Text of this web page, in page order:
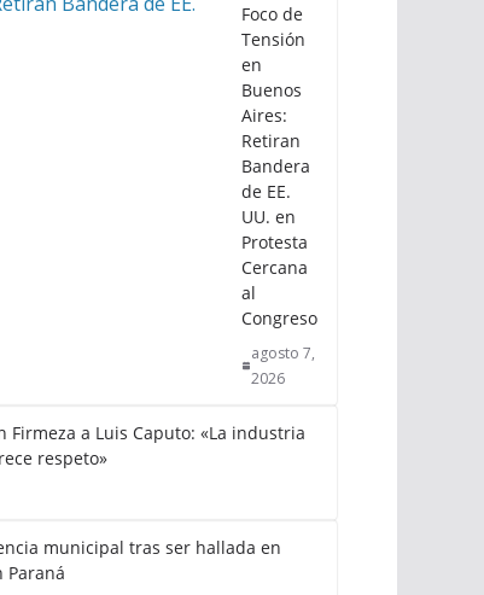
Foco de
Tensión
en
Buenos
Aires:
Retiran
Bandera
de EE.
UU. en
Protesta
Cercana
al
Congreso
agosto 7,
2026
Firmeza a Luis Caputo: «La industria
respeto»
municipal tras ser hallada en
Paraná